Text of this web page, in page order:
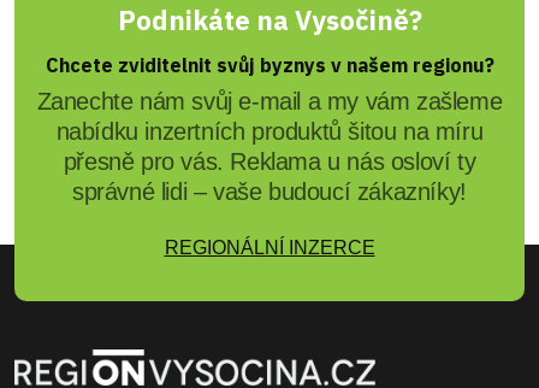
Podnikáte na Vysočině?
Chcete zviditelnit svůj byznys v našem regionu?
Zanechte nám svůj e-mail a my vám zašleme
nabídku inzertních produktů šitou na míru
přesně pro vás. Reklama u nás osloví ty
správné lidi – vaše budoucí zákazníky!
REGIONÁLNÍ INZERCE